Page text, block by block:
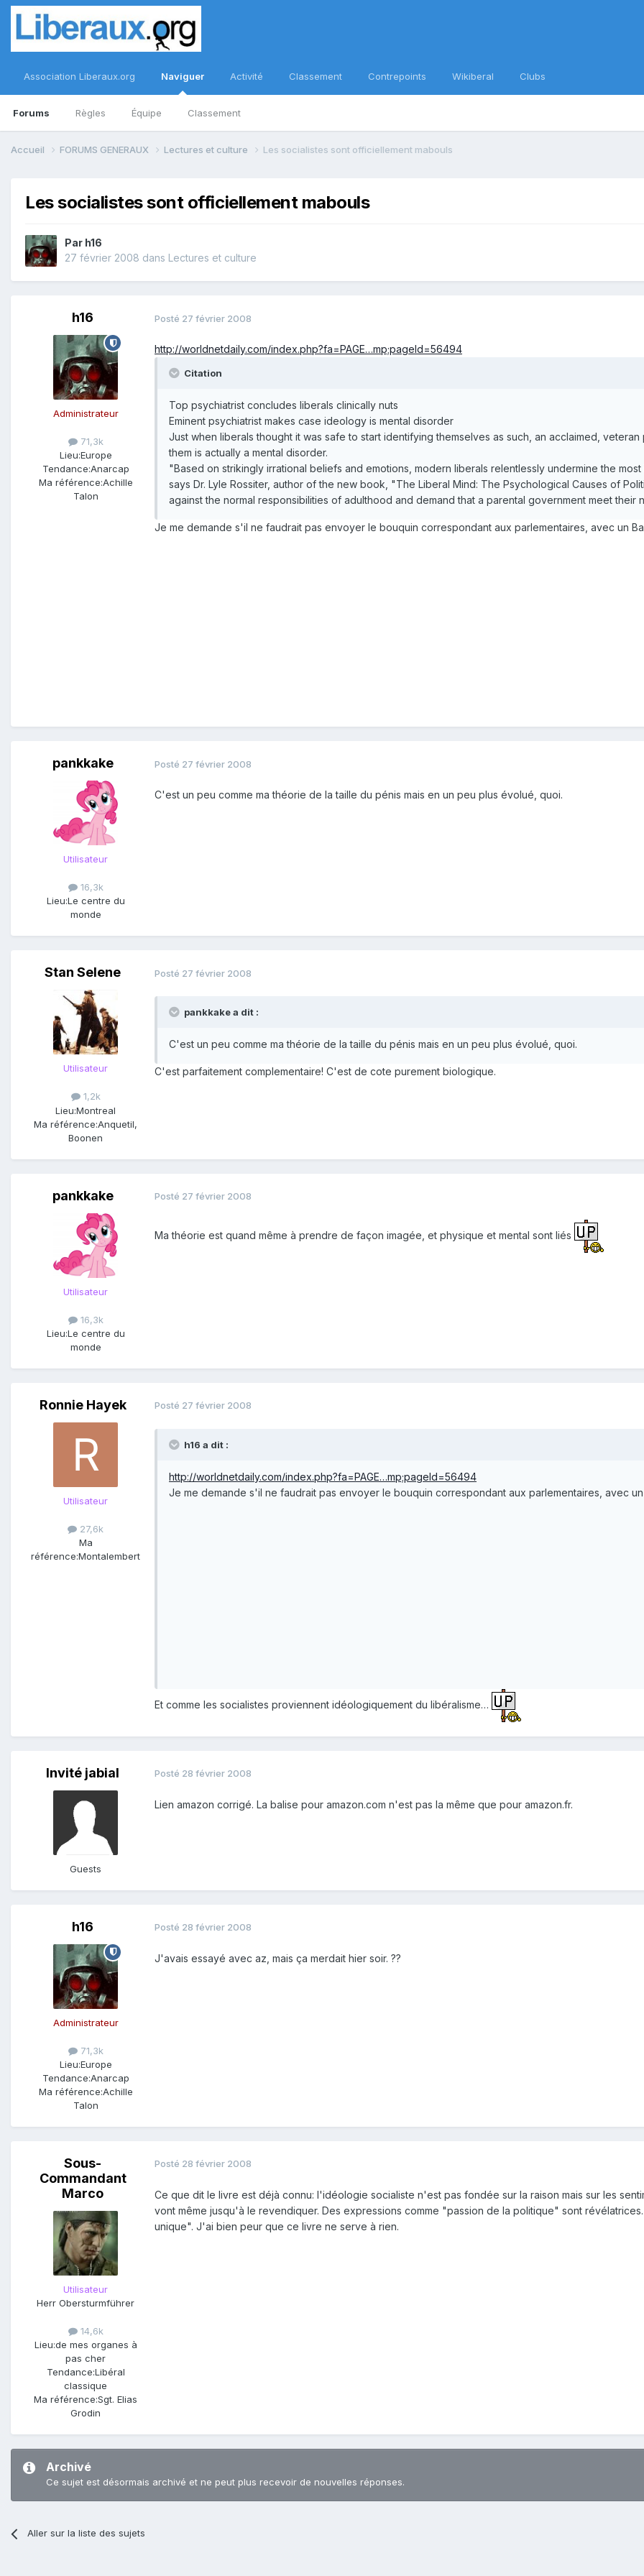
Association Liberaux.org Naviguer
Forums Règles Équipe Classement
Activité Classement Contrepoints Wikiberal Clubs
Accueil FORUMS GENERAUX Lectures et culture Les socialistes sont officiellement mabouls
Les socialistes sont officiellement mabouls
Par h16
27 février 2008 dans Lectures et culture
h16
Administrateur
71,3k
Lieu:Europe
Tendance:Anarcap
Ma référence:Achille
Talon
Posté 27 février 2008
http://worldnetdaily.com/index.php?fa=PAGE…mp;pageId=56494
Citation
Top psychiatrist concludes liberals clinically nuts
Eminent psychiatrist makes case ideology is mental disorder
Just when liberals thought it was safe to start identifying themselves as such, an acclaimed,
them is actually a mental disorder.
"Based on strikingly irrational beliefs and emotions, modern liberals relentlessly undermine the
says Dr. Lyle Rossiter, author of the new book, "The Liberal Mind: The Psychological Causes of
against the normal responsibilities of adulthood and demand that a parental government meet their
Je me demande s'il ne faudrait pas envoyer le bouquin correspondant aux parlementaires, avec un
pankkake
Utilisateur
16,3k
Lieu:Le centre du
monde
Posté 27 février 2008
C'est un peu comme ma théorie de la taille du pénis mais en un peu plus évolué, quoi.
Stan Selene
Utilisateur
1,2k
Lieu:Montreal
Ma référence:Anquetil,
Boonen
Posté 27 février 2008
pankkake a dit :
C'est un peu comme ma théorie de la taille du pénis mais en un peu plus évolué, quoi.
C'est parfaitement complementaire! C'est de cote purement biologique.
pankkake
Utilisateur
16,3k
Lieu:Le centre du
monde
Posté 27 février 2008
Ma théorie est quand même à prendre de façon imagée, et physique et mental sont liés
Ronnie Hayek
Utilisateur
27,6k
Ma
référence:Montalembert
Posté 27 février 2008
h16 a dit :
http://worldnetdaily.com/index.php?fa=PAGE…mp;pageId=56494
Je me demande s'il ne faudrait pas envoyer le bouquin correspondant aux parlementaires, avec
Et comme les socialistes proviennent idéologiquement du libéralisme…
Invité jabial
Guests
Posté 28 février 2008
Lien amazon corrigé. La balise pour amazon.com n'est pas la même que pour amazon.fr.
h16
Administrateur
71,3k
Lieu:Europe
Tendance:Anarcap
Ma référence:Achille
Talon
Posté 28 février 2008
J'avais essayé avec az, mais ça merdait hier soir. ??
Sous-
Commandant
Marco
Utilisateur
Herr Obersturmführer
14,6k
Lieu:de mes organes à
pas cher
Tendance:Libéral
classique
Ma référence:Sgt. Elias
Grodin
Posté 28 février 2008
Ce que dit le livre est déjà connu: l'idéologie socialiste n'est pas fondée sur la raison mais sur les
vont même jusqu'à le revendiquer. Des expressions comme "passion de la politique" sont
unique". J'ai bien peur que ce livre ne serve à rien.
Archivé
Ce sujet est désormais archivé et ne peut plus recevoir de nouvelles réponses.
Aller sur la liste des sujets